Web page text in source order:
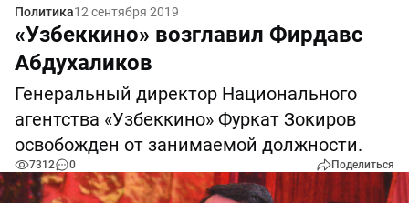
Политика12 сентября 2019
«Узбеккино» возглавил Фирдавс
Абдухаликов
Генеральный директор Национального
агентства «Узбеккино» Фуркат Зокиров
освобожден от занимаемой должности.
7312 0 Поделиться